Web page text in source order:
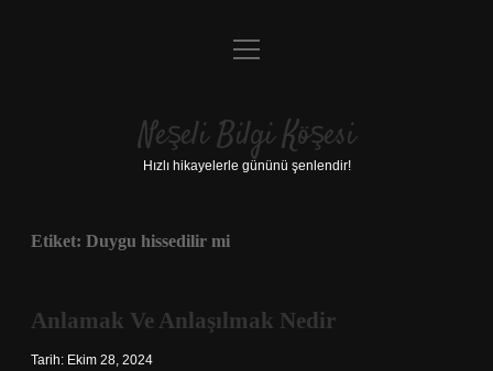
Anasayfa
Yasal Uyarı
menüyü
Neşeli Bilgi Köşesi
Hızlı hikayelerle gününü şenlendir!
Etiket: Duygu hissedilir mi
Anlamak Ve Anlaşılmak Nedir
Tarih: Ekim 28, 2024